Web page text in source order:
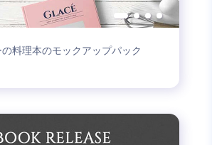
料理本のモックアップパック